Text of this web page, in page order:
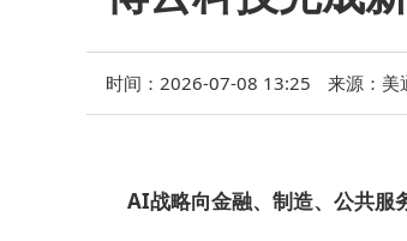
时间：2026-07-08 13:25 来源：美
AI战略向金融、制造、公共服